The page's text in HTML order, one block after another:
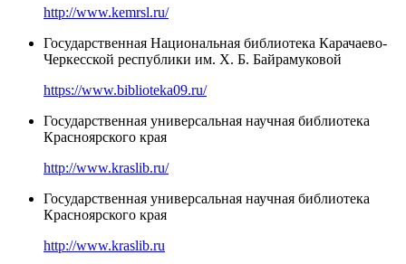
http://www.kemrsl.ru/
Государственная Национальная библиотека Карачаево-
Черкесской республики им. Х. Б. Байрамуковой
https://www.biblioteka09.ru/
Государственная универсальная научная библиотека
Красноярского края
http://www.kraslib.ru/
Государственная универсальная научная библиотека
Красноярского края
http://www.kraslib.ru